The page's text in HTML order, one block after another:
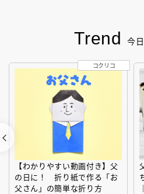
Trend 今
【わかりやすい動画付き】父
の日に！ 折り紙で作る「お
父さん」の簡単な折り方
コクリコ